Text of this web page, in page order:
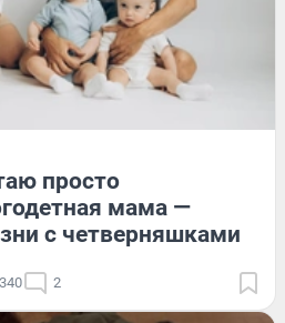
просто
мама —
с четверняшками
2